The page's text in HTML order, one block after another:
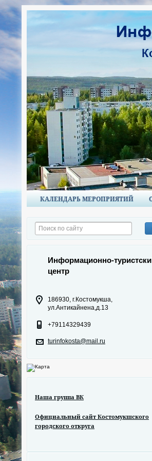
КАЛЕНДАРЬ МЕРОПРИЯТИЙ
Информационно-
центр
186930, г.Костомукша,
ул.Антикайнена,д.13
+79114329439
turinfokosta@mail.ru
Наша группа ВК
Официальный сайт Костомукшского
городского откруга